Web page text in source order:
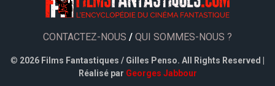
CONTACTEZ-NOUS / QUI SOMMES-NOUS ?
© 2026 Films Fantastiques / Gilles Penso. All Rights Reserved |
Réalisé par Georges Jabbour